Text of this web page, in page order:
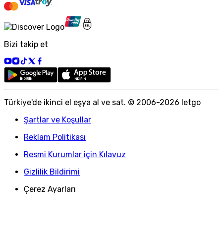
Bizi takip et
Türkiye'de ikinci el eşya al ve sat. © 2006-2026 letgo
Şartlar ve Koşullar
Reklam Politikası
Resmi Kurumlar için Kılavuz
Gizlilik Bildirimi
Çerez Ayarları